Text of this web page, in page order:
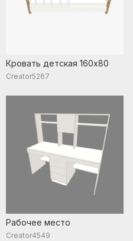
Кровать детская 160х80
Creator5267
Рабочее место
Creator4549